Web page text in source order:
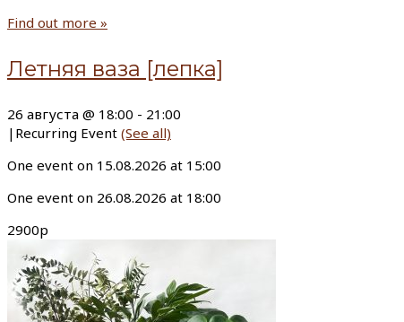
Find out more »
Летняя ваза [лепка]
26 августа @ 18:00 - 21:00
| Recurring Event (See all)
One event on 15.08.2026 at 15:00
One event on 26.08.2026 at 18:00
2900р